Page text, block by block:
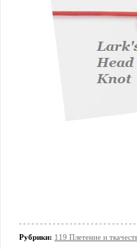
Рубрики: 119 Плетение и